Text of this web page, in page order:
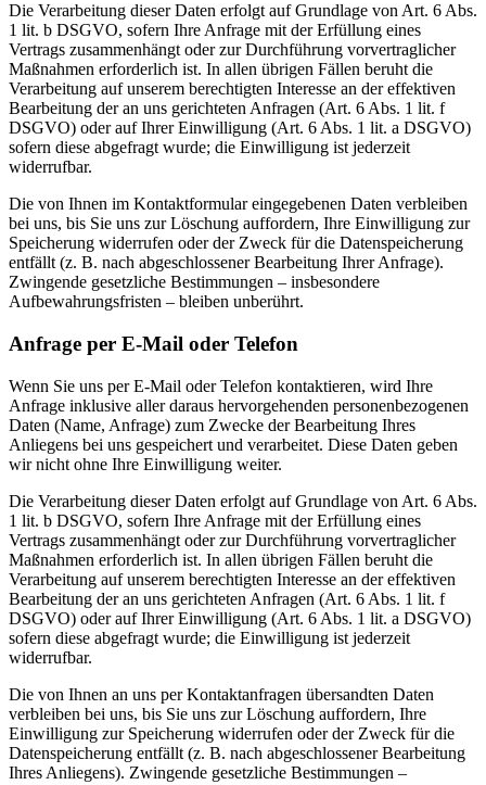
Die Verarbeitung dieser Daten erfolgt auf Grundlage von Art. 6 Abs.
1 lit. b DSGVO, sofern Ihre Anfrage mit der Erfüllung eines
Vertrags zusammenhängt oder zur Durchführung vorvertraglicher
Maßnahmen erforderlich ist. In allen übrigen Fällen beruht die
Verarbeitung auf unserem berechtigten Interesse an der effektiven
Bearbeitung der an uns gerichteten Anfragen (Art. 6 Abs. 1 lit. f
DSGVO) oder auf Ihrer Einwilligung (Art. 6 Abs. 1 lit. a DSGVO)
sofern diese abgefragt wurde; die Einwilligung ist jederzeit
widerrufbar.
Die von Ihnen im Kontaktformular eingegebenen Daten verbleiben
bei uns, bis Sie uns zur Löschung auffordern, Ihre Einwilligung zur
Speicherung widerrufen oder der Zweck für die Datenspeicherung
entfällt (z. B. nach abgeschlossener Bearbeitung Ihrer Anfrage).
Zwingende gesetzliche Bestimmungen – insbesondere
Aufbewahrungsfristen – bleiben unberührt.
Anfrage per E-Mail oder Telefon
Wenn Sie uns per E-Mail oder Telefon kontaktieren, wird Ihre
Anfrage inklusive aller daraus hervorgehenden personenbezogenen
Daten (Name, Anfrage) zum Zwecke der Bearbeitung Ihres
Anliegens bei uns gespeichert und verarbeitet. Diese Daten geben
wir nicht ohne Ihre Einwilligung weiter.
Die Verarbeitung dieser Daten erfolgt auf Grundlage von Art. 6 Abs.
1 lit. b DSGVO, sofern Ihre Anfrage mit der Erfüllung eines
Vertrags zusammenhängt oder zur Durchführung vorvertraglicher
Maßnahmen erforderlich ist. In allen übrigen Fällen beruht die
Verarbeitung auf unserem berechtigten Interesse an der effektiven
Bearbeitung der an uns gerichteten Anfragen (Art. 6 Abs. 1 lit. f
DSGVO) oder auf Ihrer Einwilligung (Art. 6 Abs. 1 lit. a DSGVO)
sofern diese abgefragt wurde; die Einwilligung ist jederzeit
widerrufbar.
Die von Ihnen an uns per Kontaktanfragen übersandten Daten
verbleiben bei uns, bis Sie uns zur Löschung auffordern, Ihre
Einwilligung zur Speicherung widerrufen oder der Zweck für die
Datenspeicherung entfällt (z. B. nach abgeschlossener Bearbeitung
Ihres Anliegens). Zwingende gesetzliche Bestimmungen –